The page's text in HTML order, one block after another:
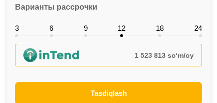
Варианты рассрочки
3 6 9 12 18 24
1 523 813 so‘m/oy
Tasdiqlash